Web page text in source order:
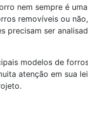
nem sempre é
removíveis ou
precisam ser
modelos de
atenção em sua